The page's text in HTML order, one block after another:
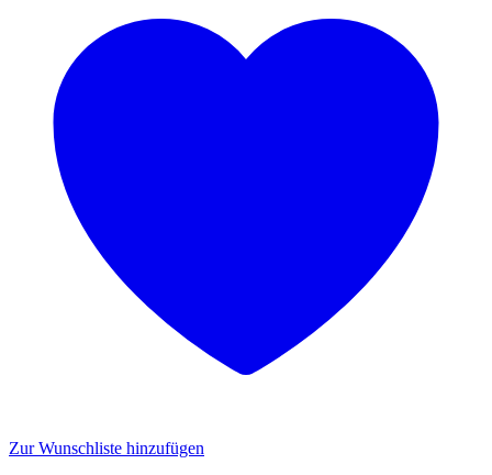
Zur Wunschliste hinzufügen